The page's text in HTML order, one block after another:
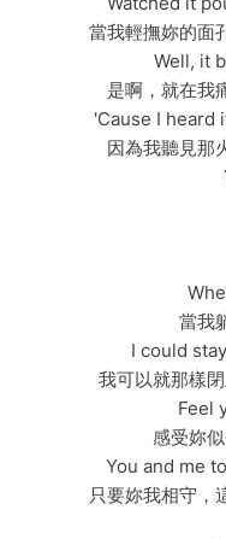
當我輕撫妳的面
Well, it
是啊，就在我
'Cause I heard
因為我聽見那
當我
I could
我可以就那樣
Feel
感受妳
You and me
只要妳我相守，